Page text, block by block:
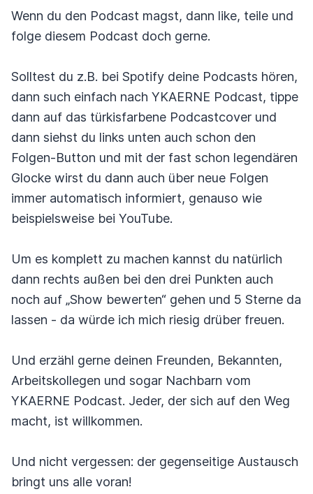
Wenn du den Podcast magst, dann like, teile und
folge diesem Podcast doch gerne.
Solltest du z.B. bei Spotify deine Podcasts hören,
dann such einfach nach YKAERNE Podcast, tippe
dann auf das türkisfarbene Podcastcover und
dann siehst du links unten auch schon den
Folgen-Button und mit der fast schon legendären
Glocke wirst du dann auch über neue Folgen
immer automatisch informiert, genauso wie
beispielsweise bei YouTube.
Um es komplett zu machen kannst du natürlich
dann rechts außen bei den drei Punkten auch
noch auf „Show bewerten“ gehen und 5 Sterne da
lassen - da würde ich mich riesig drüber freuen.
Und erzähl gerne deinen Freunden, Bekannten,
Arbeitskollegen und sogar Nachbarn vom
YKAERNE Podcast. Jeder, der sich auf den Weg
macht, ist willkommen.
Und nicht vergessen: der gegenseitige Austausch
bringt uns alle voran!